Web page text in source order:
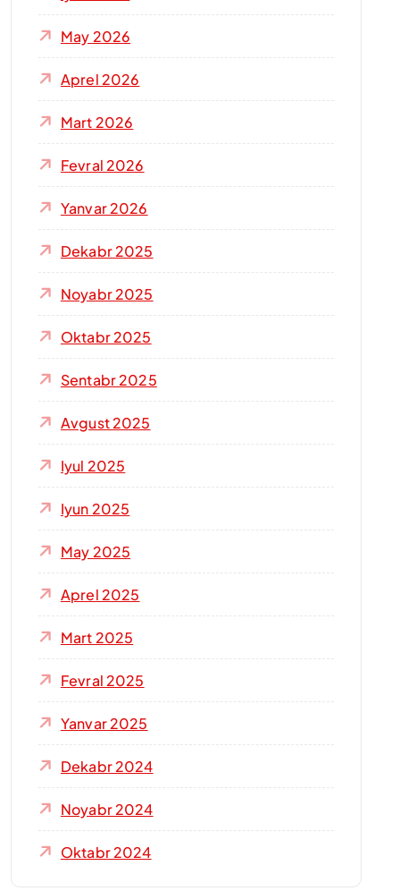
h
May 2026
Aprel 2026
Mart 2026
Fevral 2026
Yanvar 2026
Dekabr 2025
Noyabr 2025
Oktabr 2025
Sentabr 2025
Avgust 2025
Iyul 2025
Iyun 2025
May 2025
Aprel 2025
Mart 2025
Fevral 2025
Yanvar 2025
Dekabr 2024
Noyabr 2024
Oktabr 2024